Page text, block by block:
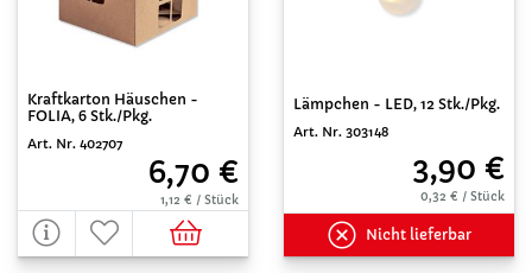
Kraftkarton Häuschen -
FOLIA, 6 Stk./Pkg.
Art. Nr. 402707
6,70 €
1,12 € / Stück
Lämpchen - LED, 12 Stk./Pkg.
Art. Nr. 303148
3,90 €
0,32 € / Stück
Nicht lieferbar